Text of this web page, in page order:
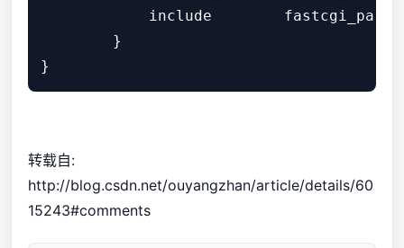
include
        }
转载自:
http://blog.csdn.net/ouyangzhan/article/details/60
15243#comments